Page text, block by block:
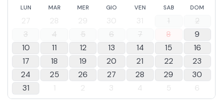
LUN MAR MER GIO VEN SAB DOM
27 28 29 30 31 1
2
3
4 5 6 7 8
9
10
11 12 13 14 15
16
17
18 19 20 21 22
23
24
25 26 27 28 29
30
31
1 2 3 4 5 6